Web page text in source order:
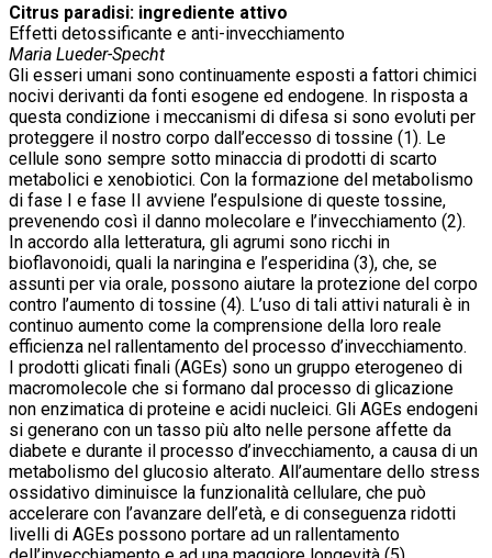
Citrus paradisi: ingrediente attivo
Effetti detossificante e anti-invecchiamento
Maria Lueder-Specht
Gli esseri umani sono continuamente esposti a fattori chimici
nocivi derivanti da fonti esogene ed endogene. In risposta a
questa condizione i meccanismi di difesa si sono evoluti per
proteggere il nostro corpo dall’eccesso di tossine (1). Le
cellule sono sempre sotto minaccia di prodotti di scarto
metabolici e xenobiotici. Con la formazione del metabolismo
di fase I e fase II avviene l’espulsione di queste tossine,
prevenendo così il danno molecolare e l’invecchiamento (2).
In accordo alla letteratura, gli agrumi sono ricchi in
bioflavonoidi, quali la naringina e l’esperidina (3), che, se
assunti per via orale, possono aiutare la protezione del corpo
contro l’aumento di tossine (4). L’uso di tali attivi naturali è in
continuo aumento come la comprensione della loro reale
efficienza nel rallentamento del processo d’invecchiamento.
I prodotti glicati finali (AGEs) sono un gruppo eterogeneo di
macromolecole che si formano dal processo di glicazione
non enzimatica di proteine e acidi nucleici. Gli AGEs endogeni
si generano con un tasso più alto nelle persone affette da
diabete e durante il processo d’invecchiamento, a causa di un
metabolismo del glucosio alterato. All’aumentare dello stress
ossidativo diminuisce la funzionalità cellulare, che può
accelerare con l’avanzare dell’età, e di conseguenza ridotti
livelli di AGEs possono portare ad un rallentamento